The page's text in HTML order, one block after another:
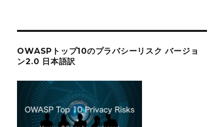
OWASPトップ10のプラバシーリスク バージョ
ン2.0 日本語訳